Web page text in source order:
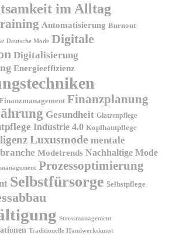
im Alltag
Automatisierung Burnout-
Deutsche Mode Digitale
Digitalisierung
Energieeffizienz
Finanzmanagement Finanzplanung
Gesundheit Glatzenpflege
Industrie 4.0 Kopfhautpflege
Luxusmode mentale
Modetrends Nachhaltige Mode
Prozessoptimierung
Selbstfürsorge Selbstpflege
Stressmanagement
Traditionelle Handwerkskunst